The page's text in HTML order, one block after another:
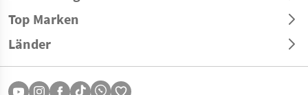
Top Marken
Länder